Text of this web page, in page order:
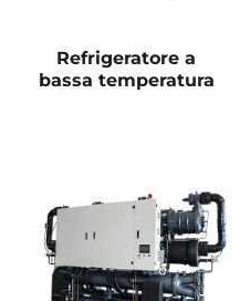
Refrigeratore a
bassa temperatura